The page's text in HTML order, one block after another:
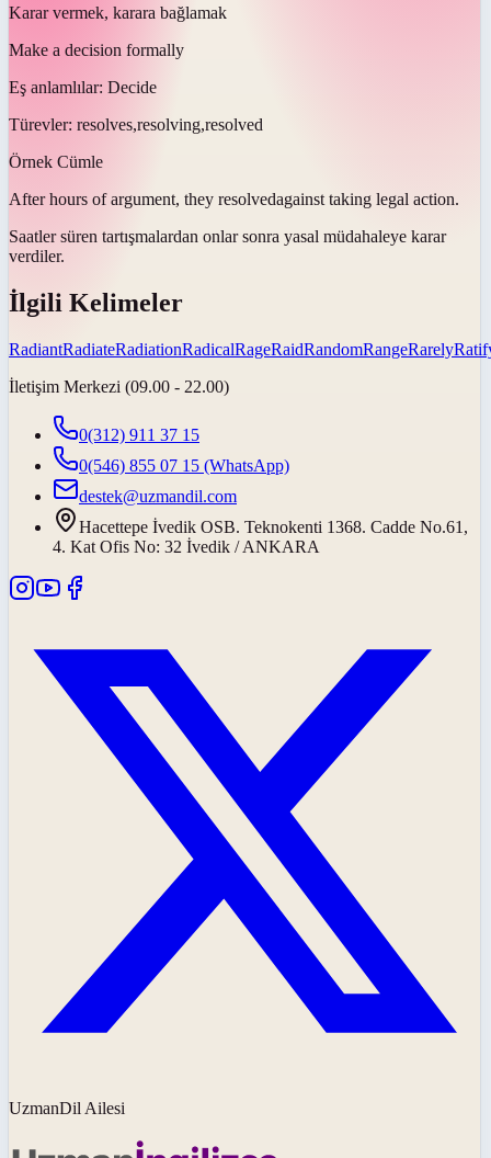
Karar vermek, karara bağlamak
Make a decision formally
Eş anlamlılar: Decide
Türevler: resolves,resolving,resolved
Örnek Cümle
After hours of argument, they resolvedagainst taking legal action.
Saatler süren tartışmalardan onlar sonra yasal müdahaleye karar
verdiler.
İlgili Kelimeler
RadiantRadiateRadiationRadicalRageRaidRandomRangeRarely
İletişim Merkezi (09.00 - 22.00)
0(312) 911 37 15
0(546) 855 07 15 (WhatsApp)
destek@uzmandil.com
Hacettepe İvedik OSB. Teknokenti 1368. Cadde No.61,
4. Kat Ofis No: 32 İvedik / ANKARA
UzmanDil Ailesi